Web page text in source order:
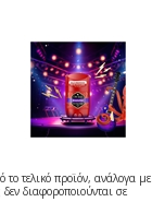
τελικό προϊόν, ανάλογα με
διαφοροποιούνται σε